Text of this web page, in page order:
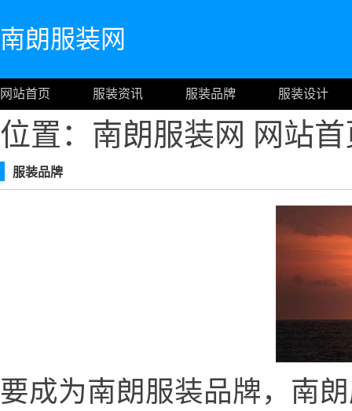
南朗服装网
网站首页 服装资讯 服装品牌 服装设计
位置：南朗服装网 网站
服装品牌
要成为南朗服装品牌，南